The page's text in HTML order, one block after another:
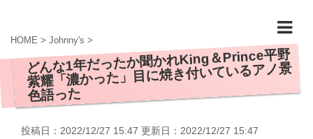
HOME > Johnny's >
どんな1年だったか聞かれKing＆Prince平野
紫耀「濃かった」目に焼き付いているアノ景
色語った
投稿日：2022/12/27 15:47 更新日： 2022/12/27 15:47